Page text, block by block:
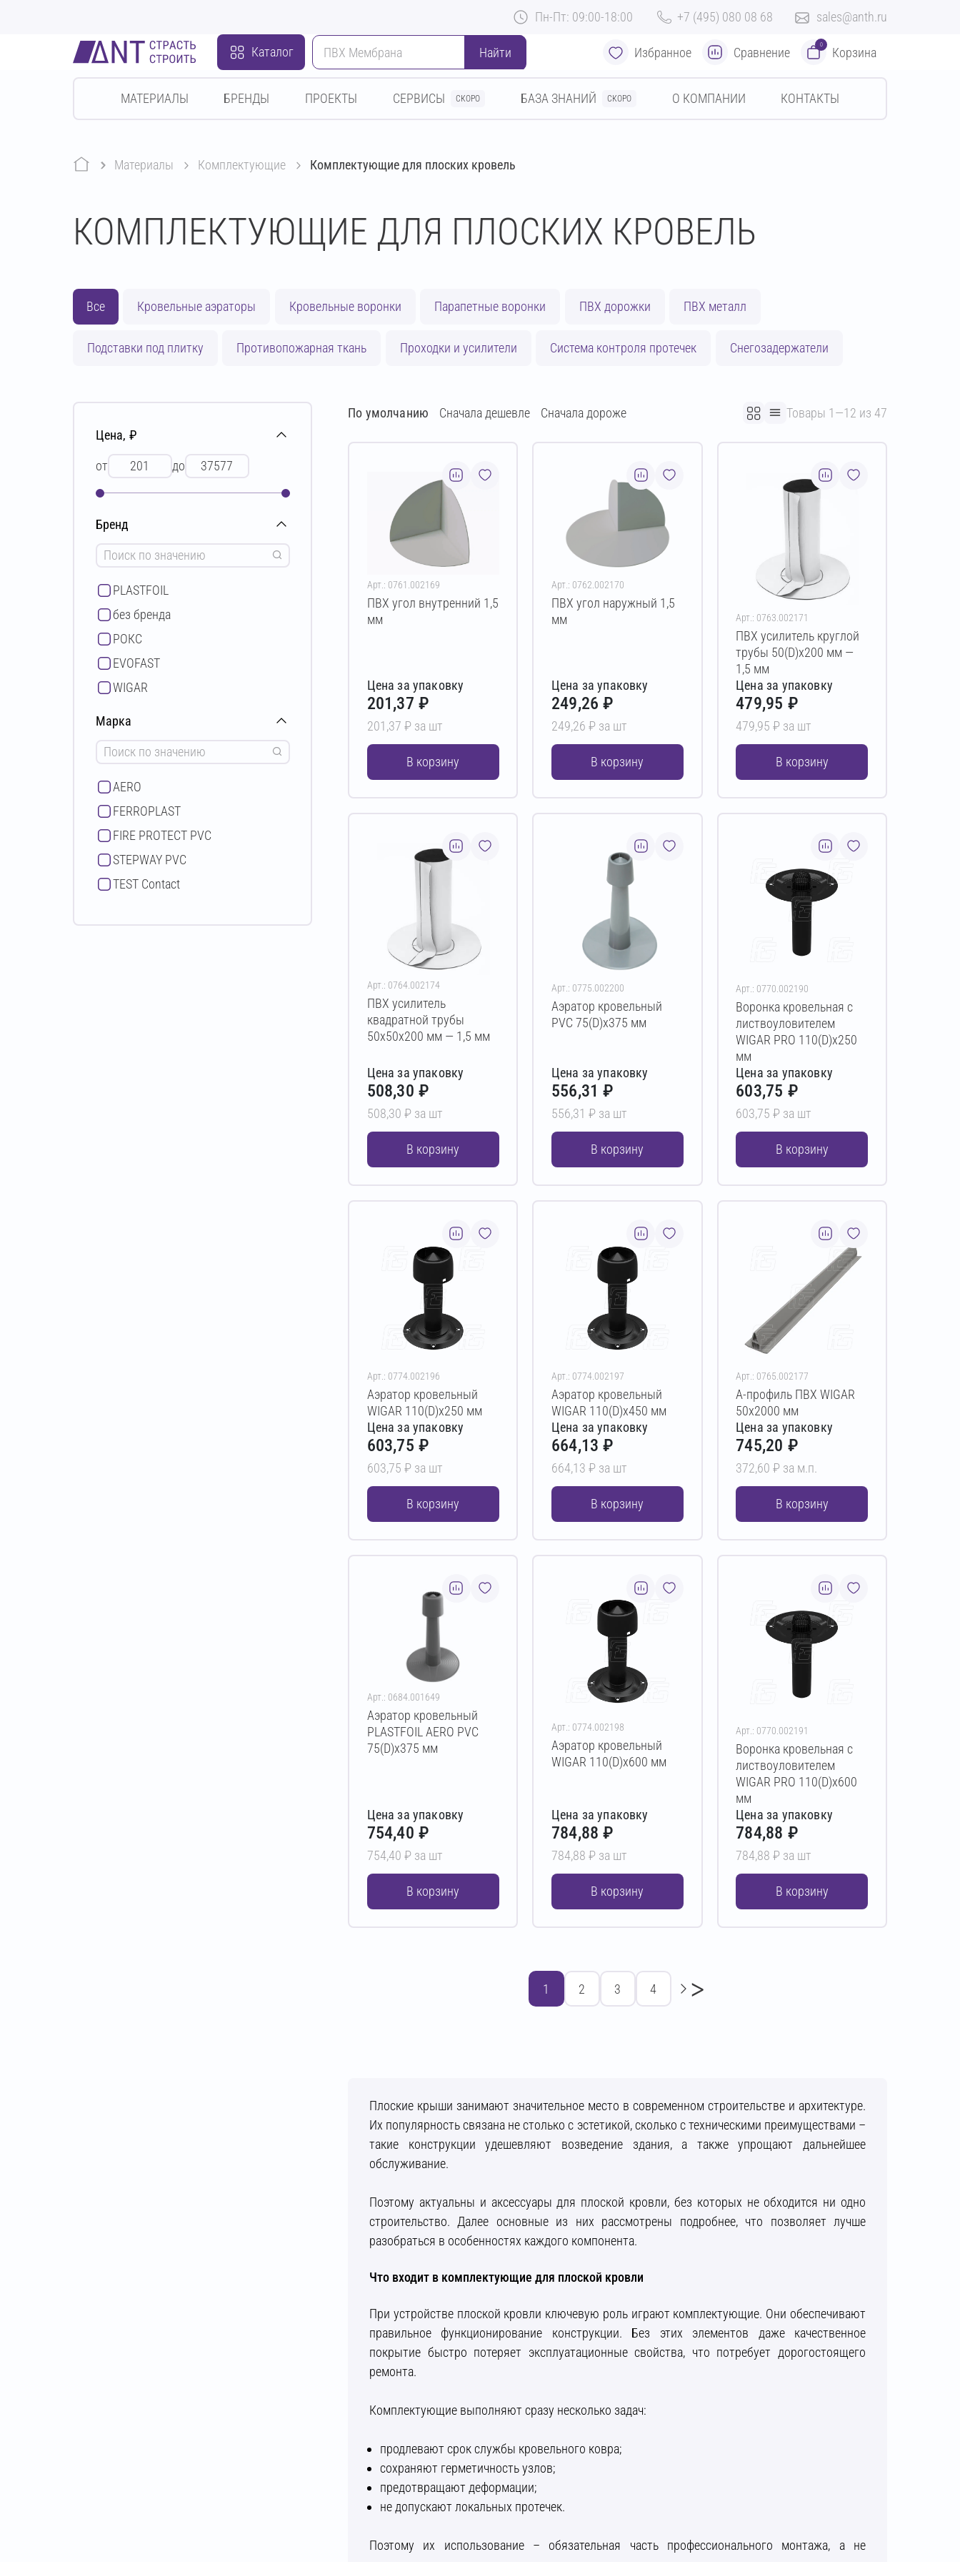
Пн-Пт: 09:00-18:00 +7 (495) 080 08 68 sales@anth.ru
Каталог Найти Избранное Сравнение
0
Корзина
МАТЕРИАЛЫ БРЕНДЫ ПРОЕКТЫ СЕРВИСЫ СКОРО БАЗА ЗНАНИЙ СКОРО О КОМПАНИИ КОНТАКТЫ
Материалы комплектующие Комплектующие для плоских кровель
КОМПЛЕКТУЮЩИЕ ДЛЯ ПЛОСКИХ КРОВЕЛЬ
Все Кровельные аэраторы Кровельные воронки Парапетные воронки ПВХ дорожки ПВХ металл
Подставки под плитку Противопожарная ткань Проходки и усилители Система контроля протечек Снегозадержатели
Цена, ₽
от до
Бренд
PLASTFOIL
без бренда
РОКС
EVOFAST
WIGAR
Марка
AERO
FERROPLAST
FIRE PROTECT PVC
STEPWAY PVC
TEST Contact
По умолчанию Сначала дешевле Сначала дороже Товары 1—12 из 47
Арт.: 0761.002169
ПВХ угол внутренний 1,5
мм
Цена за упаковку
201,37 ₽
201,37 ₽ за шт
В корзину
Арт.: 0762.002170
ПВХ угол наружный 1,5
мм
Цена за упаковку
249,26 ₽
249,26 ₽ за шт
В корзину
Арт.: 0763.002171
ПВХ усилитель круглой
трубы 50(D)х200 мм —
1,5 мм
Цена за упаковку
479,95 ₽
479,95 ₽ за шт
В корзину
Арт.: 0764.002174
ПВХ усилитель
квадратной трубы
50х50х200 мм — 1,5 мм
Цена за упаковку
508,30 ₽
508,30 ₽ за шт
В корзину
Арт.: 0775.002200
Аэратор кровельный
PVC 75(D)х375 мм
Цена за упаковку
556,31 ₽
556,31 ₽ за шт
В корзину
Арт.: 0770.002190
Воронка кровельная с
листвоуловителем
WIGAR PRO 110(D)х250
мм
Цена за упаковку
603,75 ₽
603,75 ₽ за шт
В корзину
Арт.: 0774.002196
Аэратор кровельный
WIGAR 110(D)х250 мм
Цена за упаковку
603,75 ₽
603,75 ₽ за шт
В корзину
Арт.: 0774.002197
Аэратор кровельный
WIGAR 110(D)х450 мм
Цена за упаковку
664,13 ₽
664,13 ₽ за шт
В корзину
Арт.: 0765.002177
А-профиль ПВХ WIGAR
50х2000 мм
Цена за упаковку
745,20 ₽
372,60 ₽ за м.п.
В корзину
Арт.: 0684.001649
Аэратор кровельный
PLASTFOIL AERO PVC
75(D)х375 мм
Цена за упаковку
754,40 ₽
754,40 ₽ за шт
В корзину
Арт.: 0774.002198
Аэратор кровельный
WIGAR 110(D)х600 мм
Цена за упаковку
784,88 ₽
784,88 ₽ за шт
В корзину
Арт.: 0770.002191
Воронка кровельная с
листвоуловителем
WIGAR PRO 110(D)х600
мм
Цена за упаковку
784,88 ₽
784,88 ₽ за шт
В корзину
1 2 3 4 >
Плоские крыши занимают значительное место в современном строительстве и архитектуре.
Их популярность связана не столько с эстетикой, сколько с техническими преимуществами –
такие конструкции удешевляют возведение здания, а также упрощают дальнейшее
обслуживание.
Поэтому актуальны и аксессуары для плоской кровли, без которых не обходится ни одно
строительство. Далее основные из них рассмотрены подробнее, что позволяет лучше
разобраться в особенностях каждого компонента.
Что входит в комплектующие для плоской кровли
При устройстве плоской кровли ключевую роль играют комплектующие. Они обеспечивают
правильное функционирование конструкции. Без этих элементов даже качественное
покрытие быстро потеряет эксплуатационные свойства, что потребует дорогостоящего
ремонта.
Комплектующие выполняют сразу несколько задач:
продлевают срок службы кровельного ковра;
сохраняют герметичность узлов;
предотвращают деформации;
не допускают локальных протечек.
Поэтому их использование – обязательная часть профессионального монтажа, а не